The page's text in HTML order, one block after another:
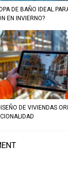
DE BAÑO IDEAL
EN INVIERNO?
DE VIVIENDAS